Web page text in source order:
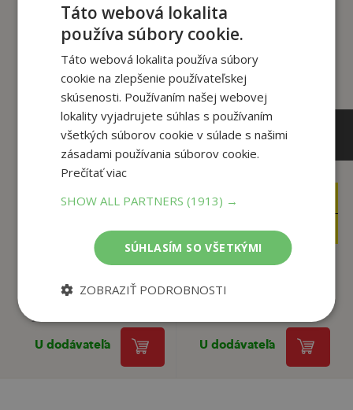
Zákazníci, ktorí si kúpili
tento titul si tiež kúpili
7
Movie - Flock in the
U dodávateľa U dodávateľa
Táto webová lokalita
používa súbory cookie.
Táto webová lokalita používa súbory
cookie na zlepšenie používateľskej
skúsenosti. Používaním našej webovej
lokality vyjadrujete súhlas s používaním
všetkých súborov cookie v súlade s našimi
zásadami používania súborov cookie.
Prečítať viac
SHOW ALL PARTNERS(1913) →
SÚHLASÍM SO VŠETKÝMI
ZOBRAZIŤ PODROBNOSTI